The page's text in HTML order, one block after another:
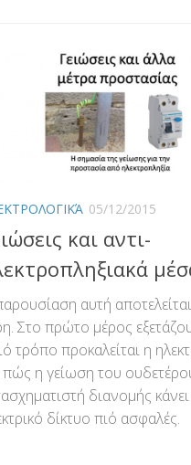
05/12/2015
και αντι-
αυτή
Στο πρώτο μέρος
τρόπο προκαλείται η
πώς η γείωση του
διανομής
δίκτυο πιό ασφαλές.